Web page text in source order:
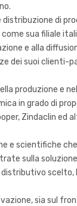
distribuzione di
sua filiale
e alla
dei suoi clienti-
produzione
in grado di
Zindaclin
e scientifiche
sulla
sia sul